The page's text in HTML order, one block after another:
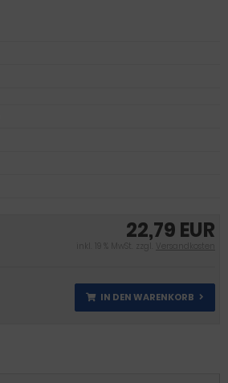
22,79 EUR
inkl. 19 % MwSt. zzgl. Versandkosten
IN DEN WARENKORB